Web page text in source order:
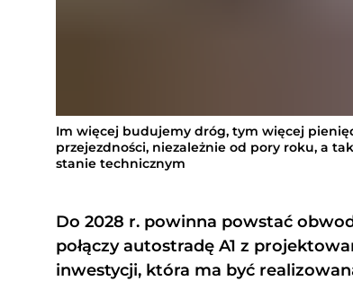
Im więcej budujemy dróg, tym więcej
przejezdności, niezależnie od pory roku, a
stanie technicznym
Do 2028 r. powinna powstać
połączy autostradę A1 z
inwestycji, która ma być